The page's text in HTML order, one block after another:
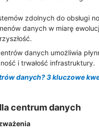
zdolnych do obsługi
danych w miarę
danych umożliwia
i trwałość infrastruktury.
danych? 3 kluczowe
centrum danych